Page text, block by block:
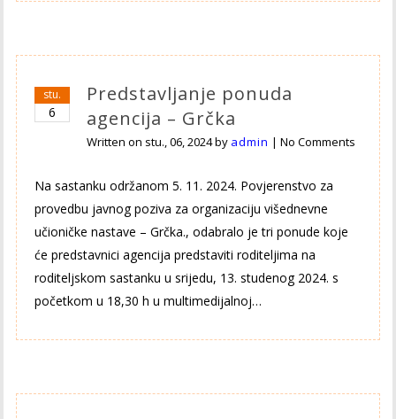
stu.
6
Predstavljanje ponuda
agencija – Grčka
Written on stu., 06, 2024by admin |No Comments
Na sastanku održanom 5. 11. 2024. Povjerenstvo za
provedbu javnog poziva za organizaciju višednevne
učioničke nastave – Grčka., odabralo je tri ponude koje
će predstavnici agencija predstaviti roditeljima na
roditeljskom sastanku u srijedu, 13. studenog 2024. s
početkom u 18,30 h u multimedijalnoj…